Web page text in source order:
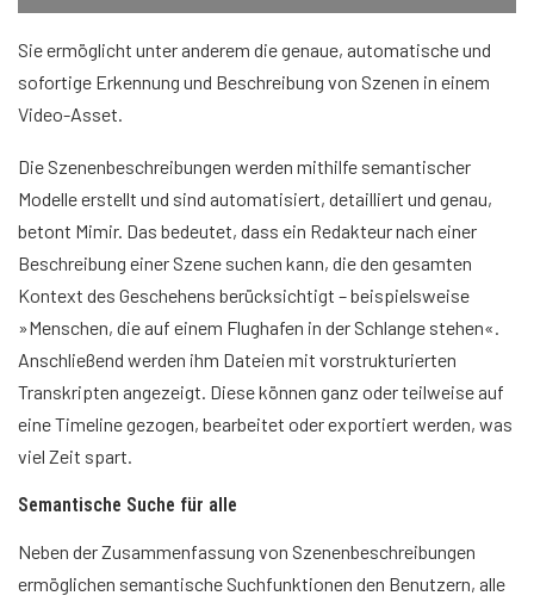
Sie ermöglicht unter anderem die genaue, automatische und
sofortige Erkennung und Beschreibung von Szenen in einem
Video-Asset.
Die Szenenbeschreibungen werden mithilfe semantischer
Modelle erstellt und sind automatisiert, detailliert und genau,
betont Mimir. Das bedeutet, dass ein Redakteur nach einer
Beschreibung einer Szene suchen kann, die den gesamten
Kontext des Geschehens berücksichtigt – beispielsweise
»Menschen, die auf einem Flughafen in der Schlange stehen«.
Anschließend werden ihm Dateien mit vorstrukturierten
Transkripten angezeigt. Diese können ganz oder teilweise auf
eine Timeline gezogen, bearbeitet oder exportiert werden, was
viel Zeit spart.
Semantische Suche für alle
Neben der Zusammenfassung von Szenenbeschreibungen
ermöglichen semantische Suchfunktionen den Benutzern, alle